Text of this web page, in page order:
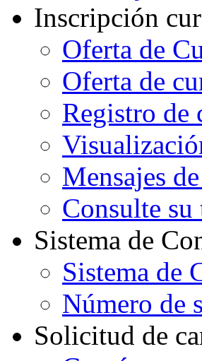
Inscripción
Oferta de
Oferta de
Registro de
Mensajes
Consulte su
Sistema de
Sistema de
Número de
Solicitud de